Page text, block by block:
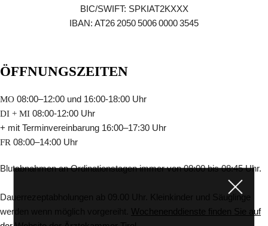
BIC/SWIFT: SPKIAT2KXXX
IBAN: AT26 2050 5006 0000 3545
ÖFFNUNGSZEITEN
MO 08:00–12:00 und 16:00-18:00 Uhr
DI + MI 08:00-12:00 Uhr
+ mit Terminvereinbarung 16:00–17:30 Uhr
FR 08:00–14:00 Uhr
Blutabnahmen an Ordinationstagen immer von 08:00 bis 08:45 Uhr.
Dauerrezeptabholungen ab 09.00 Uhr. Kleinkinder und Säuglinge
werden wenn möglich vorgereiht. Wochenenddienste finden Sie auf